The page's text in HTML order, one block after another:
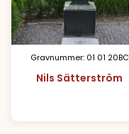
Gravnummer: 01 01 20BC
Nils Sätterström